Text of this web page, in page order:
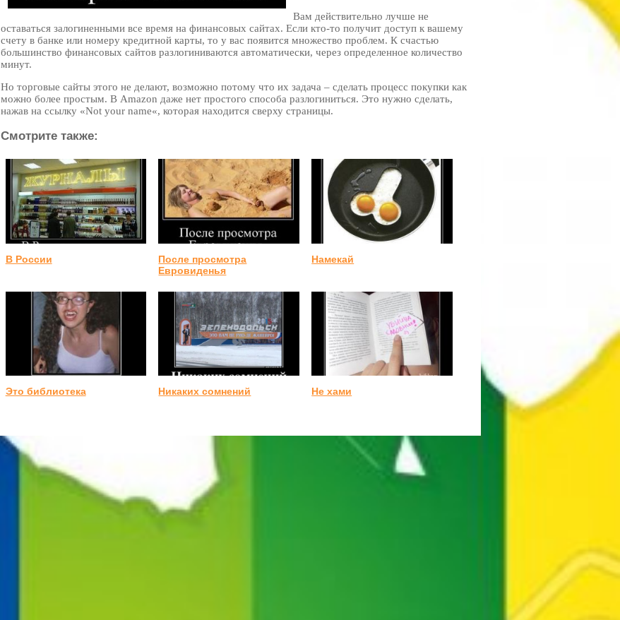
Вам действительно лучше не
оставаться залогиненными все время на финансовых сайтах. Если кто-то получит доступ к вашему
счету в банке или номеру кредитной карты, то у вас появится множество проблем. К счастью
большинство финансовых сайтов разлогиниваются автоматически, через определенное количество
минут.
Но торговые сайты этого не делают, возможно потому что их задача – сделать процесс покупки как
можно более простым. В Amazon даже нет простого способа разлогиниться. Это нужно сделать,
нажав на ссылку «Not your name«, которая находится сверху страницы.
Смотрите также:
В России
После просмотра
Евровиденья
Намекай
Это библиотека Никаких сомнений Не хами